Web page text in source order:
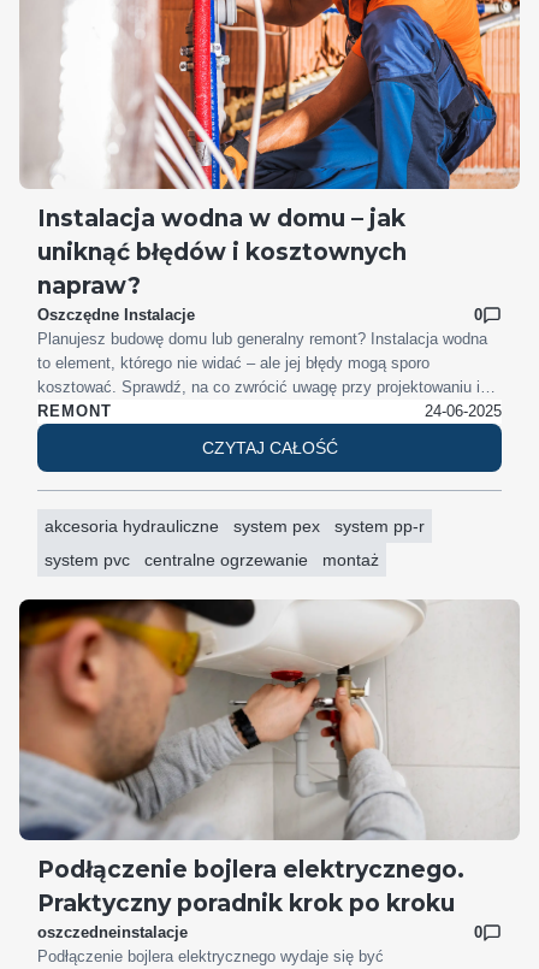
REMONT 24-06-2025
Instalacja wodna w domu – jak
uniknąć błędów i kosztownych
napraw?
Planujesz budowę domu lub generalny remont? Instalacja wodna
to element, którego nie widać – ale jej błędy mogą sporo
kosztować. Sprawdź, na co zwrócić uwagę przy projektowaniu i
montażu, jaki system rur wybrać oraz jakie są najczęstsze
problemy, których lepiej uniknąć. Zadbaj o szczelność i trwałość
CZYTAJ CAŁOŚĆ
Oszczędne Instalacje 0
akcesoria hydrauliczne system pex
system pp-r
system pvc
centralne ogrzewanie montaż
Podłączenie bojlera elektrycznego.
Praktyczny poradnik krok po kroku
Podłączenie bojlera elektrycznego wydaje się być
oszczedneinstalacje 0